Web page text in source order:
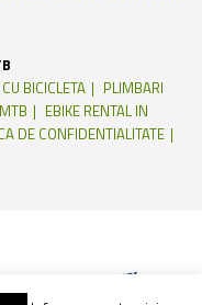
BICICLETA
PLIMBARI
EBIKE RENTAL IN
DE CONFIDENTIALITATE